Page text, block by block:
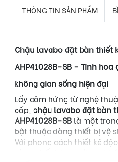
THÔNG TIN SẢN PHẨM
Chậu lavabo đặt bàn thiết
AHP41028B-SB - Tinh
không gian sống hiện đại
Lấy cảm hứng từ nghệ
cấp, chậu lavabo đặt bàn
AHP41028B-SB là một
bật thuộc dòng thiết bị vệ
Với phong cách thiết kế